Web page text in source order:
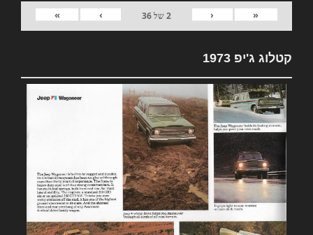
«
‹
2של36
›
»
קטלוג ג'יפ 1973